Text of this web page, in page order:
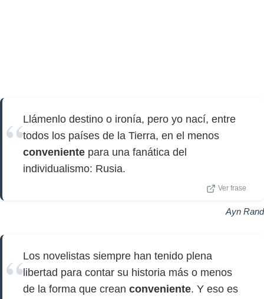
Llámenlo destino o ironía, pero yo nací, entre
todos los países de la Tierra, en el menos
conveniente para una fanática del
individualismo: Rusia.
Ver frase
Ayn Rand
Los novelistas siempre han tenido plena
libertad para contar su historia más o menos
de la forma que crean conveniente. Y eso es